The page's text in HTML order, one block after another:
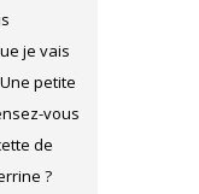
je vais
petite
vous
de
?